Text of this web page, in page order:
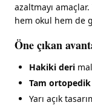
azaltmayı
hem okul hem de
Öne çıkan
Hakiki deri
Tam ortopedik
Yarı açık